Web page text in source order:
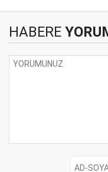
HABERE